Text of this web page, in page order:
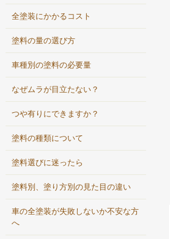
全塗装にかかるコスト
塗料の量の選び方
車種別の塗料の必要量
なぜムラが目立たない？
つや有りにできますか？
塗料の種類について
塗料選びに迷ったら
塗料別、塗り方別の見た目の違い
車の全塗装が失敗しないか不安な方
へ